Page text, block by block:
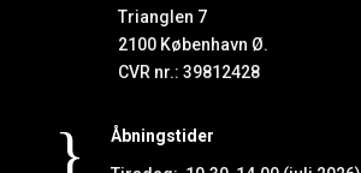
Trianglen 7
2100 København Ø.
CVR nr.: 39812428
}
Åbningstider